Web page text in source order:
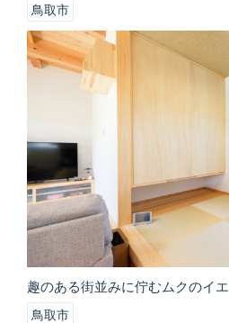
鳥取市
趣のある街並みに佇むムクのイエ
鳥取市